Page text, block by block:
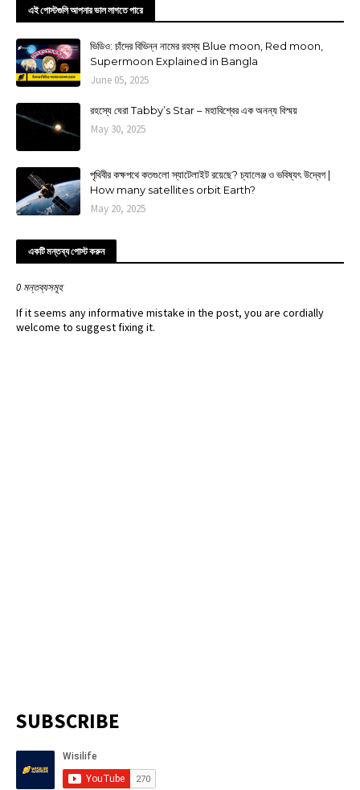
এই পোস্টগুলি আপনার ভাল লাগতে পারে
ভিডিও: চাঁদের বিভিন্ন নামের রহস্য Blue moon, Red moon,
Supermoon Explained in Bangla
June 05, 2025
রহস্যে ঘেরা Tabby’s Star – মহাবিশ্বের এক অনন্য বিস্ময়
May 30, 2025
পৃথিবীর কক্ষপথে কতগুলো স্যাটেলাইট রয়েছে? চ্যালেঞ্জ ও ভবিষ্যৎ উদ্বেগ |
How many satellites orbit Earth?
May 20, 2025
একটি মন্তব্য পোস্ট করুন
0 মন্তব্যসমূহ
If it seems any informative mistake in the post, you are cordially
welcome to suggest fixing it.
SUBSCRIBE